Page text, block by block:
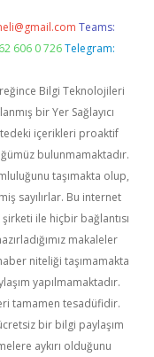
Teams:
606 0 726 Telegram:
Bilgi Teknolojileri
bir Yer Sağlayıcı
içerikleri proaktif
bulunmamaktadır.
taşımakta olup,
sayılırlar. Bu internet
ile hiçbir bağlantısı
makaleler
niteliği taşımamakta
yapılmamaktadır.
tamamen tesadüfidir.
bir bilgi paylaşım
aykırı olduğunu